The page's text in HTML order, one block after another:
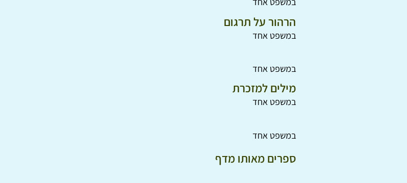
במשפט אחד
הרהור על תרגום
במשפט אחד
במשפט אחד
מילים למזכרת
במשפט אחד
ספרים מאותו מדף